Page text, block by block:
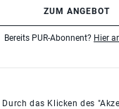
ZUM ANGEBOT
Bereits PUR-Abonnent? Hier
Durch das Klicken des